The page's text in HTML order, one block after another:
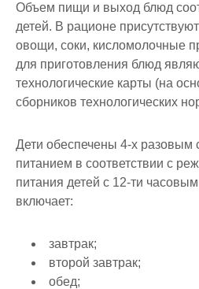
Объем пищи и выход блюд
детей. В рационе
овощи, соки, кисломолочные
для приготовления блюд
технологические карты (на
сборников технологических
Дети обеспечены 4-х разовым
питанием в соответствии с
питания детей с 12-ти
включает:
завтрак;
второй завтрак;
обед;